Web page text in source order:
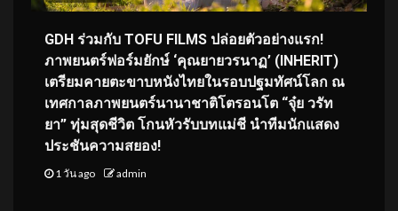
GDH ร่วมกับ TOFU FILMS ปล่อยตัวอย่างแรก!
ภาพยนตร์ฟอร์มยักษ์ ‘คุณยายวรนาฏ’ (INHERIT)
เตรียมคายตะขาบหนังไทยในรอบปฐมทัศน์โลก ณ
เทศกาลภาพยนตร์นานาชาติโตรอนโต “จุ๋ย วรัท
ยา” ทุ่มสุดชีวิต โกนหัวรับบทแม่ชี นำทีมนักแสดง
ประชันความสยอง!
1 วัน ago admin